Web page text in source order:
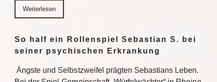
Weiterlesen
So half ein Rollenspiel Sebastian S. bei
seiner psychischen Erkrankung
Ängste und Selbstzweifel prägten Sebastians Leben.